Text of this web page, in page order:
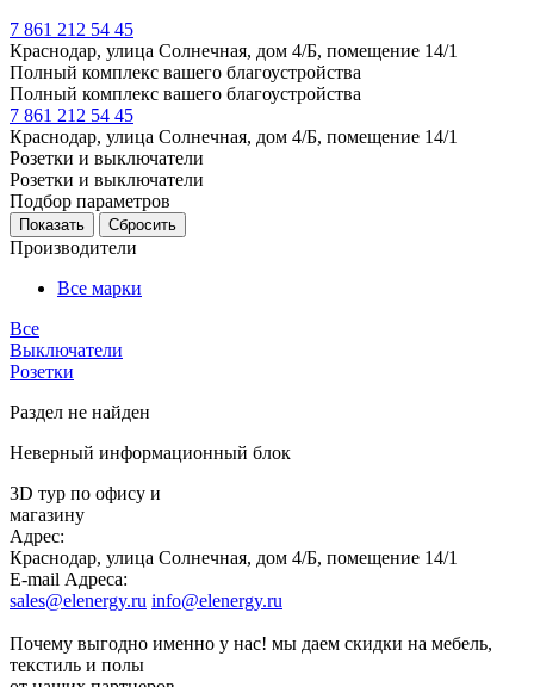
7 861 212 54 45
Краснодар, улица Солнечная, дом 4/Б, помещение 14/1
Полный комплекс вашего благоустройства
Полный комплекс вашего благоустройства
7 861 212 54 45
Краснодар, улица Солнечная, дом 4/Б, помещение 14/1
Розетки и выключатели
Розетки и выключатели
Подбор параметров
Производители
Все марки
Все
Выключатели
Розетки
Раздел не найден
Неверный информационный блок
3D тур по офису и
магазину
Адрес:
Краснодар, улица Солнечная, дом 4/Б, помещение 14/1
E-mail Адреса:
sales@elenergy.ru info@elenergy.ru
Почему выгодно именно у нас! мы даем скидки на мебель,
текстиль и полы